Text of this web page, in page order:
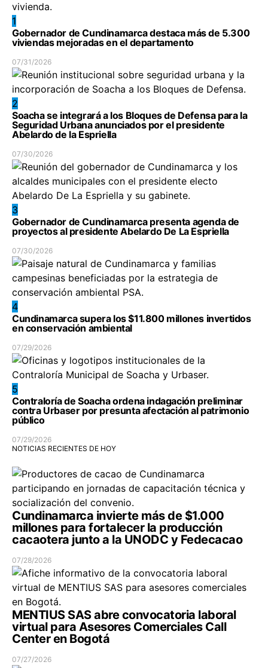
1
Gobernador de Cundinamarca destaca más de 5.300
viviendas mejoradas en el departamento
07/31/2026
2
Soacha se integrará a los Bloques de Defensa para la
Seguridad Urbana anunciados por el presidente
Abelardo de la Espriella
07/30/2026
3
Gobernador de Cundinamarca presenta agenda de
proyectos al presidente Abelardo De La Espriella
07/30/2026
4
Cundinamarca supera los $11.800 millones invertidos
en conservación ambiental
07/29/2026
5
Contraloría de Soacha ordena indagación preliminar
contra Urbaser por presunta afectación al patrimonio
público
07/29/2026
NOTICIAS RECIENTES DE HOY
Cundinamarca invierte más de $1.000
millones para fortalecer la producción
cacaotera junto a la UNODC y Fedecacao
07/28/2026
MENTIUS SAS abre convocatoria laboral
virtual para Asesores Comerciales Call
Center en Bogotá
07/27/2026